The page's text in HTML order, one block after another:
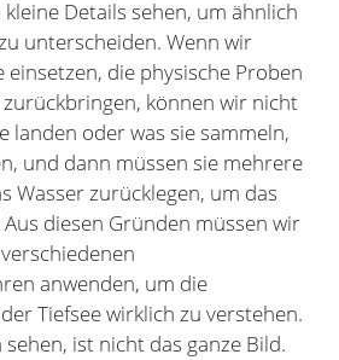
Details sehen, um ähnlich
unterscheiden. Wenn wir
die physische Proben
können wir nicht
landen oder was sie sammeln,
und dann müssen sie mehrere
Wasser zurücklegen, um das
diesen Gründen müssen wir
anwenden, um die
Tiefsee wirklich zu verstehen.
ist nicht das ganze Bild.